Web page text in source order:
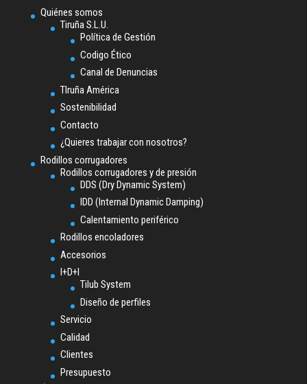
Quiénes somos
Tiruña S.L.U.
Política de Gestión
Codigo Ético
Canal de Denuncias
TIruña América
Sostenibilidad
Contacto
¿Quieres trabajar con nosotros?
Rodillos corrugadores
Rodillos corrugadores y de presión
DDS (Dry Dynamic System)
IDD (Internal Dynamic Damping)
Calentamiento periférico
Rodillos encoladores
Accesorios
I+D+I
Tilub System
Diseño de perfiles
Servicio
Calidad
Clientes
Presupuesto